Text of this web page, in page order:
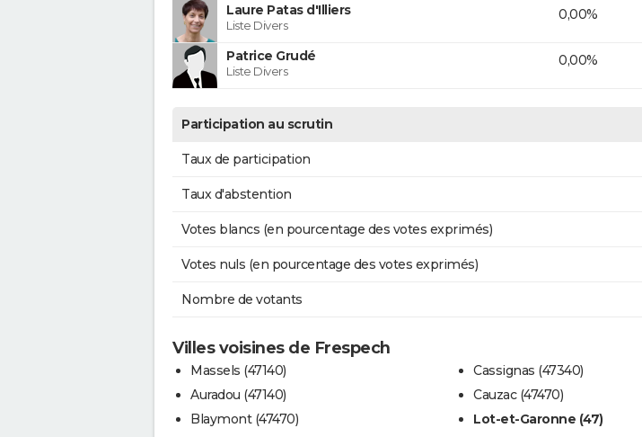
Laure Patas d'Illiers
Liste Divers
0,00%
Patrice Grudé
Liste Divers
0,00%
Participation au scrutin
Taux de participation
Taux d'abstention
Votes blancs (en pourcentage des votes exprimés)
Votes nuls (en pourcentage des votes exprimés)
Nombre de votants
Villes voisines de Frespech
Massels (47140)
Auradou (47140)
Blaymont (47470)
Cassignas (47340)
Cauzac (47470)
Lot-et-Garonne (47)